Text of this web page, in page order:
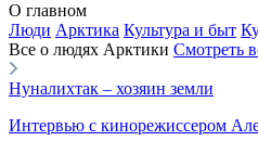
О главном
Люди Арктика Культура и быт
Все о людях Арктики Смотреть
Нуналихтак – хозяин земли
Интервью с кинорежиссером